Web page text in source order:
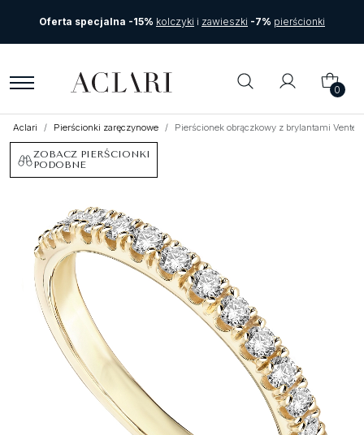
Oferta specjalna -15% kolczyki i zawieszki -7% pierścionki
0
Aclari Pierścionki zaręczynowe Pierścionek obrączkowy z brylantami
ZOBACZ PIERŚCIONKI
PODOBNE